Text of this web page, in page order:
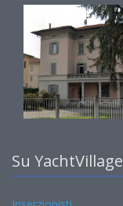
Su YachtVillage